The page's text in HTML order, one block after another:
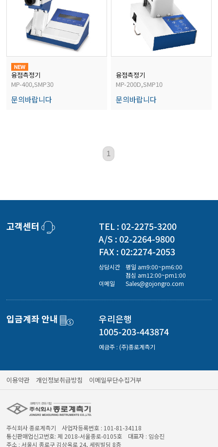
자저울/점도계/핀홀탐지기
이크로피펫
분계/회전계/도막두께/초음파두께측정기
도계/물리/물성측정기
질기/원심분리기/초음파유량계/습식·건식가스메타
화상카메라
융점측정기
MP-400,SMP30
문의바랍니다
융점측정기
MP-200D,SMP10
문의바랍니다
1
고객센터
TEL : 02-2275-3200
A/S : 02-2264-9800
FAX : 02:2274-2053
상담시간
평일 am9:00~pm6:00
점심 am12:00~pm1:00
이메일
Sales@gojongro.com
입금계좌 안내
우리은행
1005-203-443874
예금주 : (주)종로계측기
이용약관 개인정보취급방침 이메일무단수집거부
주식회사 종로계측기 사업자등록번호 : 101-81-34118
통신판매업신고번호: 제 2018-서울종로-0105호 대표자 : 임승진
주소 : 서울시 종로구 김상옥로 24, 세림빌딩 8층